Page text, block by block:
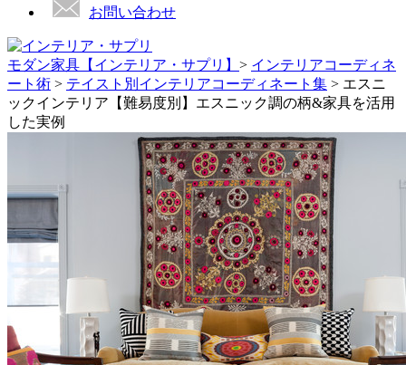
お問い合わせ
モダン家具【インテリア・サプリ】 > インテリアコーディネ
ート術 > テイスト別インテリアコーディネート集 > エスニ
ックインテリア【難易度別】エスニック調の柄&家具を活用
した実例